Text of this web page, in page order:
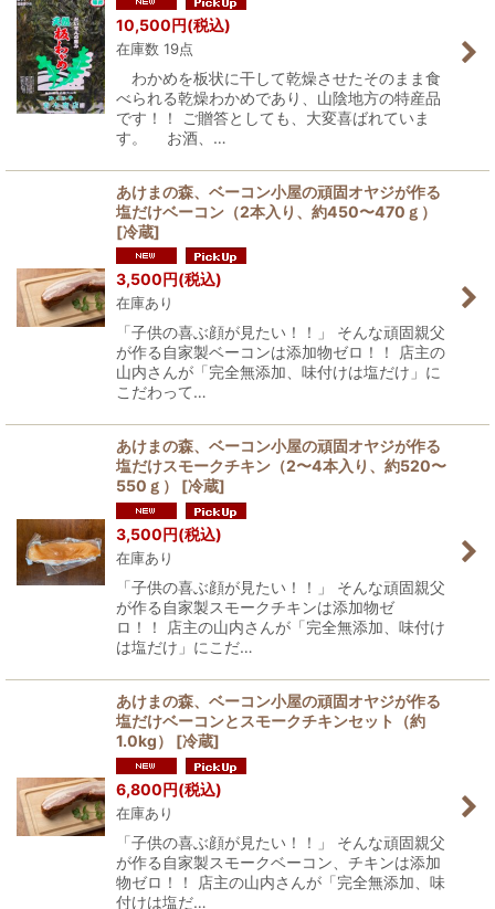
10,500円(税込)
在庫数 19点
わかめを板状に干して乾燥させたそのまま食
べられる乾燥わかめであり、山陰地方の特産品
です！！ ご贈答としても、大変喜ばれていま
す。 お酒、…
あけまの森、ベーコン小屋の頑固オヤジが作る
塩だけベーコン（2本入り、約450〜470ｇ）
[冷蔵]
3,500 円(税込)
在庫あり
「子供の喜ぶ顔が見たい！！」 そんな頑固親父
が作る自家製ベーコンは添加物ゼロ！！ 店主の
山内さんが「完全無添加、味付けは塩だけ」に
こだわって…
あけまの森、ベーコン小屋の頑固オヤジが作る
塩だけスモークチキン（2〜4本入り、約520〜
550ｇ）
[冷蔵]
3,500円(税込)
在庫あり
「子供の喜ぶ顔が見たい！！」 そんな頑固親父
が作る自家製スモークチキンは添加物ゼ
ロ！！ 店主の山内さんが「完全無添加、味付け
は塩だけ」にこだ…
あけまの森、ベーコン小屋の頑固オヤジが作る
塩だけベーコンとスモークチキンセット（約
1.0kg）
[冷蔵]
6,800円(税込)
在庫あり
「子供の喜ぶ顔が見たい！！」 そんな頑固親父
が作る自家製スモークベーコン、チキンは添加
物ゼロ！！ 店主の山内さんが「完全無添加、味
付けは塩だ…